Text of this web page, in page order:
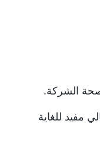
الشركة.
مفيد للغاية